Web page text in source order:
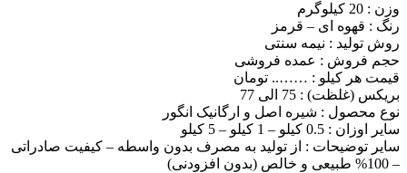
وزن : 20 کیلوگرم
رنگ : قهوه ای – قرمز
روش تولید : نیمه سنتی
حجم فروش : عمده فروشی
قیمت هر کیلو : …….. تومان
بریکس (غلظت) : 75 الی 77
نوع محصول : شیره اصل و ارگانیک انگور
سایر اوزان : 0.5 کیلو – 1 کیلو – 5 کیلو
سایر توضیحات : از تولید به مصرف بدون واسطه – کیفیت صادراتی
– 100% طبیعی و خالص (بدون افزودنی)